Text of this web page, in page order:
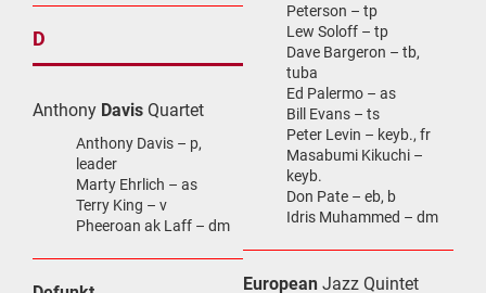
D
Anthony Davis Quartet
Anthony Davis – p,
leader
Marty Ehrlich – as
Terry King – v
Pheeroan ak Laff – dm
Peterson – tp
Lew Soloff – tp
Dave Bargeron – tb,
tuba
Ed Palermo – as
Bill Evans – ts
Peter Levin – keyb., fr
Masabumi Kikuchi –
keyb.
Don Pate – eb, b
Idris Muhammed – dm
European Jazz Quintet